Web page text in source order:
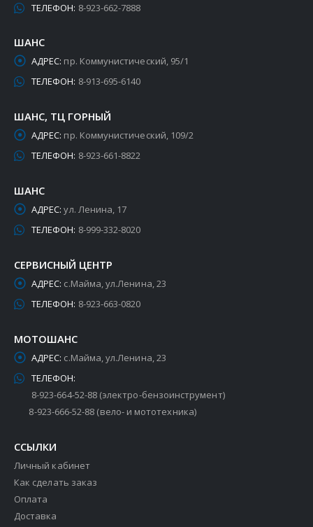
ТЕЛЕФОН: 8-923-662-7888
ШАНС
АДРЕС: пр. Коммунистический, 95/1
ТЕЛЕФОН: 8-913-695-6140
ШАНС, ТЦ ГОРНЫЙ
АДРЕС: пр. Коммунистический, 109/2
ТЕЛЕФОН: 8-923-661-8822
ШАНС
АДРЕС: ул. Ленина, 17
ТЕЛЕФОН: 8-999-332-8020
СЕРВИСНЫЙ ЦЕНТР
АДРЕС: с.Майма, ул.Ленина, 23
ТЕЛЕФОН: 8-923-663-0820
МОТОШАНС
АДРЕС: с.Майма, ул.Ленина, 23
ТЕЛЕФОН:
8-923-664-52-88 (электро-бензоинструмент)
8-923-666-52-88 (вело- и мототехника)
ССЫЛКИ
Личный кабинет
Как сделать заказ
Оплата
Доставка